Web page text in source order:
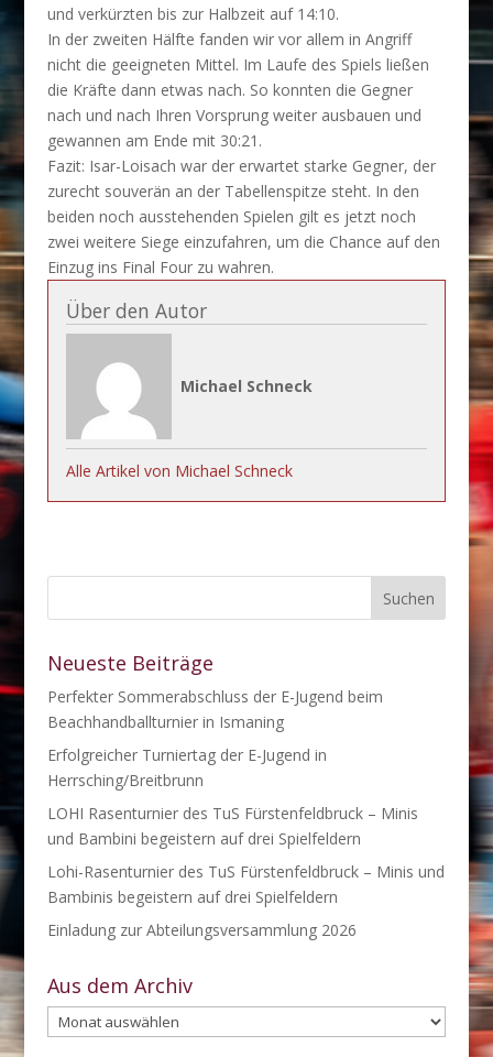
und verkürzten bis zur Halbzeit auf 14:10.
In der zweiten Hälfte fanden wir vor allem in Angriff
nicht die geeigneten Mittel. Im Laufe des Spiels ließen
die Kräfte dann etwas nach. So konnten die Gegner
nach und nach Ihren Vorsprung weiter ausbauen und
gewannen am Ende mit 30:21.
Fazit: Isar-Loisach war der erwartet starke Gegner, der
zurecht souverän an der Tabellenspitze steht. In den
beiden noch ausstehenden Spielen gilt es jetzt noch
zwei weitere Siege einzufahren, um die Chance auf den
Einzug ins Final Four zu wahren.
Über den Autor
Michael Schneck
Alle Artikel von Michael Schneck
Neueste Beiträge
Perfekter Sommerabschluss der E-Jugend beim
Beachhandballturnier in Ismaning
Erfolgreicher Turniertag der E-Jugend in
Herrsching/Breitbrunn
LOHI Rasenturnier des TuS Fürstenfeldbruck – Minis
und Bambini begeistern auf drei Spielfeldern
Lohi-Rasenturnier des TuS Fürstenfeldbruck – Minis und
Bambinis begeistern auf drei Spielfeldern
Einladung zur Abteilungsversammlung 2026
Aus dem Archiv
Aus
dem